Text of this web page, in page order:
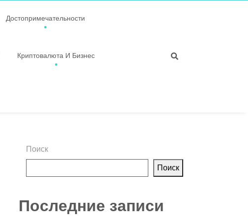
Достопримечательности
Криптовалюта И Бизнес
Поиск
Поиск
Последние записи